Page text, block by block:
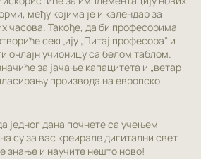
међу којима је и календар за
часова. Такође, да би професорима
секцију „Питај професора“ и
онлајн учионицу са белом таблом.
за јачање капацитета и „ветар
производа на европско
једног дана почнете са учењем
су за вас креирале дигитални свет
знање и научите нешто ново!